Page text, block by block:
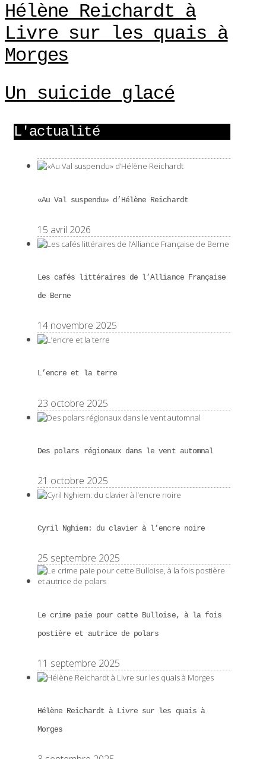
Hélène Reichardt à
Livre sur les quais à
Morges
Un suicide glacé
L'actualité
«Au Val suspendu» d’Hélène Reichardt
15 avril 2026
Les cafés littéraires de l’Alliance Française
de Berne
14 novembre 2025
L’encre et la terre
23 octobre 2025
Des polars régionaux dans le vent automnal
21 octobre 2025
Cyril Nghiem: du clavier à l’encre noire
25 septembre 2025
Le crime paie pour cette Bulloise, à la fois
postière et autrice de polars
11 septembre 2025
Hélène Reichardt à Livre sur les quais à
Morges